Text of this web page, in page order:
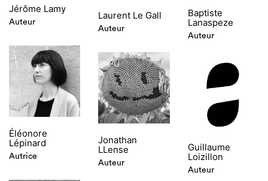
Jérôme Lamy
Auteur
Baptiste
Lanaspeze
Auteur
Laurent Le Gall
Auteur
Éléonore
Lépinard
Autrice
Jonathan
LLense
Auteur
Guillaume
Loizillon
Auteur